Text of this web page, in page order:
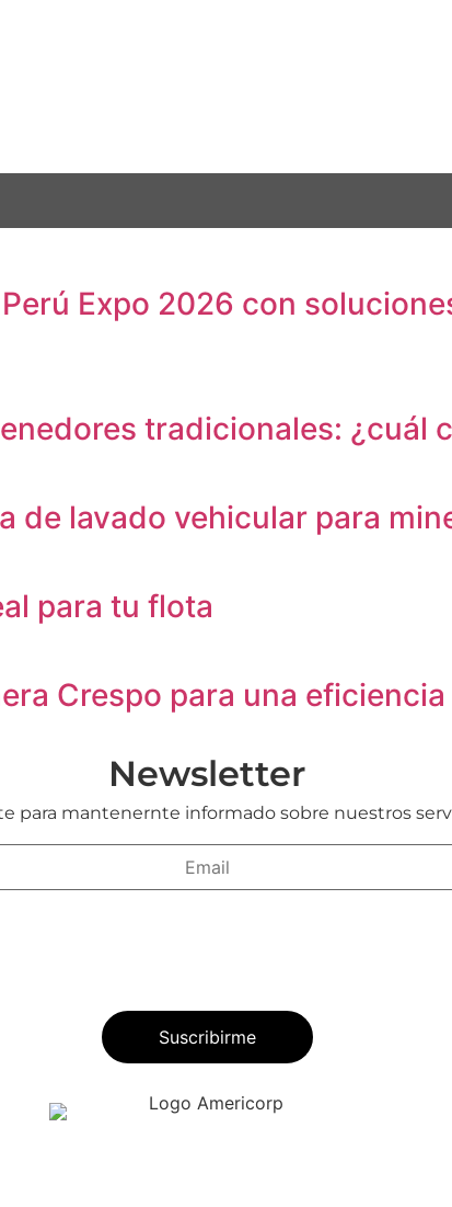
Expo 2026 con
tradicionales: ¿cuál
de lavado vehicular para
para tu flota
Crespo para una eficiencia
Newsletter
para mantenernte informado sobre nuestros